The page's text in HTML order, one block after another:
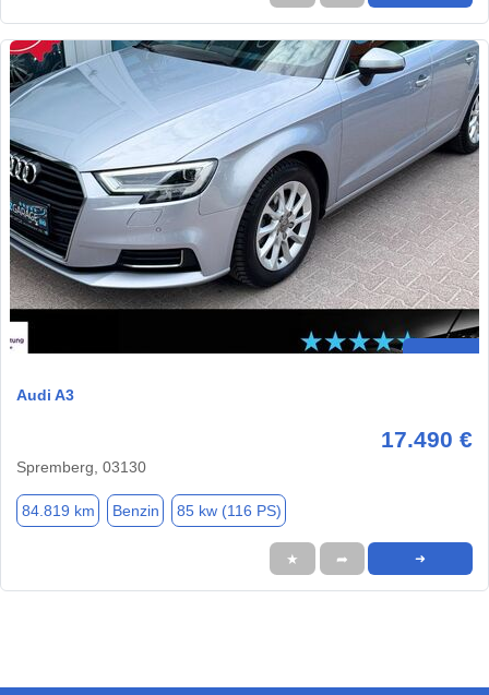
Audi A3
17.490 €
Spremberg, 03130
84.819 km Benzin 85 kw (116 PS)
★ ➦ ➜